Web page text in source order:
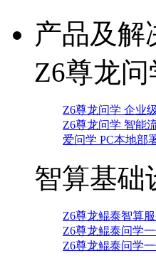
产品及解
Z6尊龙问
Z6尊龙问学 企业
Z6尊龙问学 智能
爱问学 PC本地部
智算基础
Z6尊龙鲲泰智算
Z6尊龙鲲泰问学
Z6尊龙鲲泰问学一